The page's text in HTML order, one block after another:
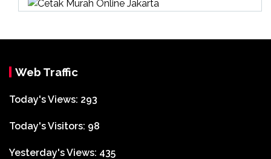
Web Traffic
Today's Views: 293
Today's Visitors: 98
Yesterday's Views: 435